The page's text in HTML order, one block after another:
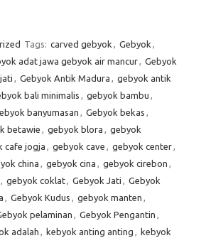
Tags: carved gebyok , Gebyok ,
adat jawa gebyok air mancur, Gebyok
, Gebyok Antik Madura , gebyok antik
bali minimalis , gebyok bambu ,
banyumasan , Gebyok bekas ,
betawie , gebyok blora , gebyok
cafe jogja , gebyok cave , gebyok center,
china , gebyok cina , gebyok cirebon ,
, gebyok coklat, Gebyok Jati , Gebyok
, Gebyok Kudus , gebyok manten ,
pelaminan , Gebyok Pengantin ,
adalah , kebyok anting anting , kebyok